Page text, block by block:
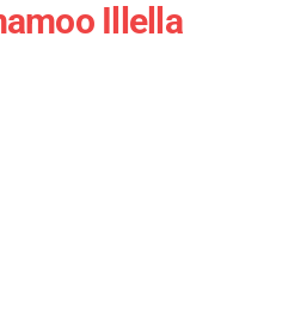
Illella